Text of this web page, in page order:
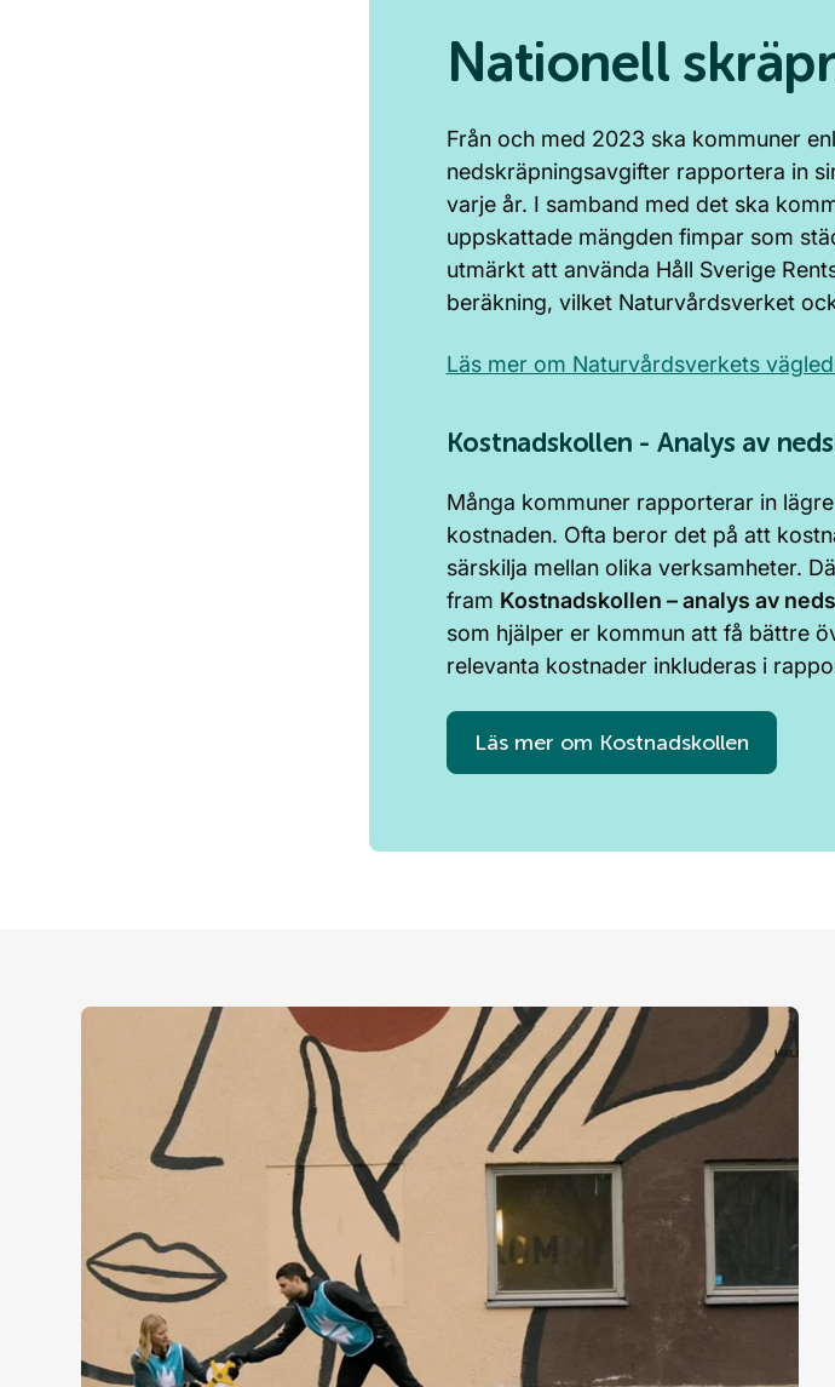
Nationell
Från och med 2023 ska kommuner
nedskräpningsavgifter rapportera in
varje år. I samband med det ska
uppskattade mängden fimpar som
utmärkt att använda Håll Sverige
beräkning, vilket Naturvårdsverket
Läs mer om Naturvårdsverkets
Kostnadskollen - Analys av
Många kommuner rapporterar in
kostnaden. Ofta beror det på att
särskilja mellan olika verksamheter.
fram Kostnadskollen – analys av
som hjälper er kommun att få bättre
relevanta kostnader inkluderas i
Läs mer om Kostnadskollen